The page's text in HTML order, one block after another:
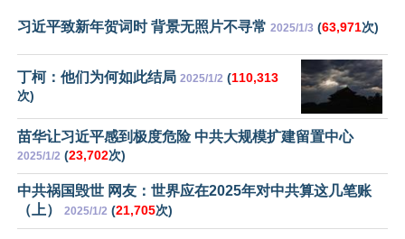
习近平致新年贺词时 背景无照片不寻常 2025/1/3 (63,971次)
丁柯：他们为何如此结局 2025/1/2 (110,313
次)
苗华让习近平感到极度危险 中共大规模扩建留置中心
2025/1/2 (23,702次)
中共祸国毁世 网友：世界应在2025年对中共算这几笔账
（上）
2025/1/2 (21,705次)